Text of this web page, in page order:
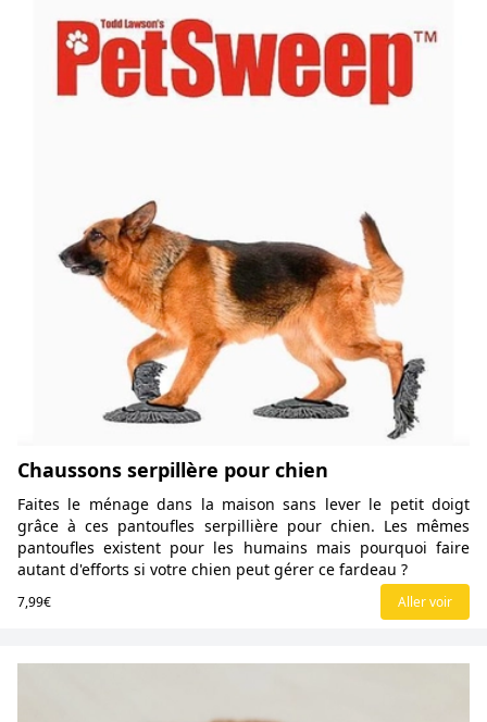
Chaussons serpillère pour chien
Faites le ménage dans la maison sans lever le petit doigt
grâce à ces pantoufles serpillière pour chien. Les mêmes
pantoufles existent pour les humains mais pourquoi faire
autant d'efforts si votre chien peut gérer ce fardeau ?
7,99€ Aller voir